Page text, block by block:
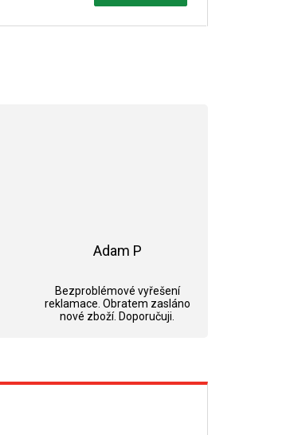
Adam P
Bezproblémové vyřešení
reklamace. Obratem zasláno
nové zboží. Doporučuji.